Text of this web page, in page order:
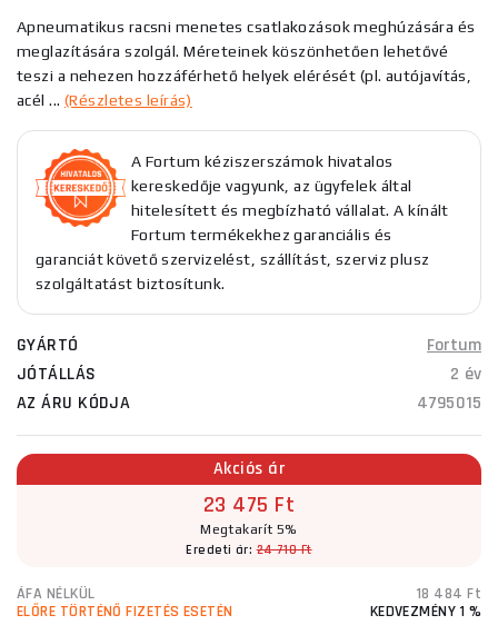
Apneumatikus racsni menetes csatlakozások meghúzására és
meglazítására szolgál. Méreteinek köszönhetően lehetővé
teszi a nehezen hozzáférhető helyek elérését (pl. autójavítás,
acél ... (Részletes leírás)
A Fortum kéziszerszámok hivatalos
kereskedője vagyunk, az ügyfelek által
hitelesített és megbízható vállalat. A kínált
Fortum termékekhez garanciális és
garanciát követő szervizelést, szállítást, szerviz plusz
szolgáltatást biztosítunk.
GYÁRTÓ
Fortum
JÓTÁLLÁS
2 év
AZ ÁRU KÓDJA
4795015
Akciós ár
23 475 Ft
Megtakarít 5%
Eredeti ár:24 710 Ft
ÁFA NÉLKÜL
18 484 Ft
ELŐRE TÖRTÉNŐ FIZETÉS ESETÉN
KEDVEZMÉNY 1 %